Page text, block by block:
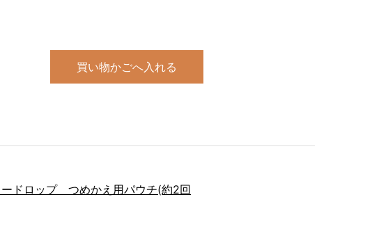
買い物かごへ入れる
ドロップ つめかえ用パウチ(約2回